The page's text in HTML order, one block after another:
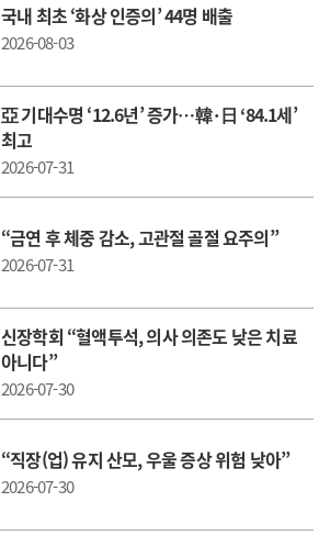
국내 최초 ‘화상 인증의’ 44명 배출
2026-08-03
亞 기대수명 ‘12.6년’ 증가…韓·日 ‘84.1세’
최고
2026-07-31
“금연 후 체중 감소, 고관절 골절 요주의”
2026-07-31
신장학회 “혈액투석, 의사 의존도 낮은 치료
아니다”
2026-07-30
“직장(업) 유지 산모, 우울 증상 위험 낮아”
2026-07-30